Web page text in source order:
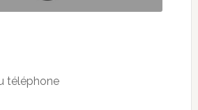
téléphone